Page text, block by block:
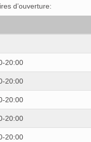
d’ouverture:
20:00
20:00
20:00
20:00
20:00